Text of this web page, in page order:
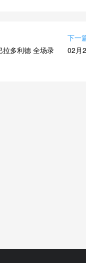
拉多利德 全场录
下一
02月